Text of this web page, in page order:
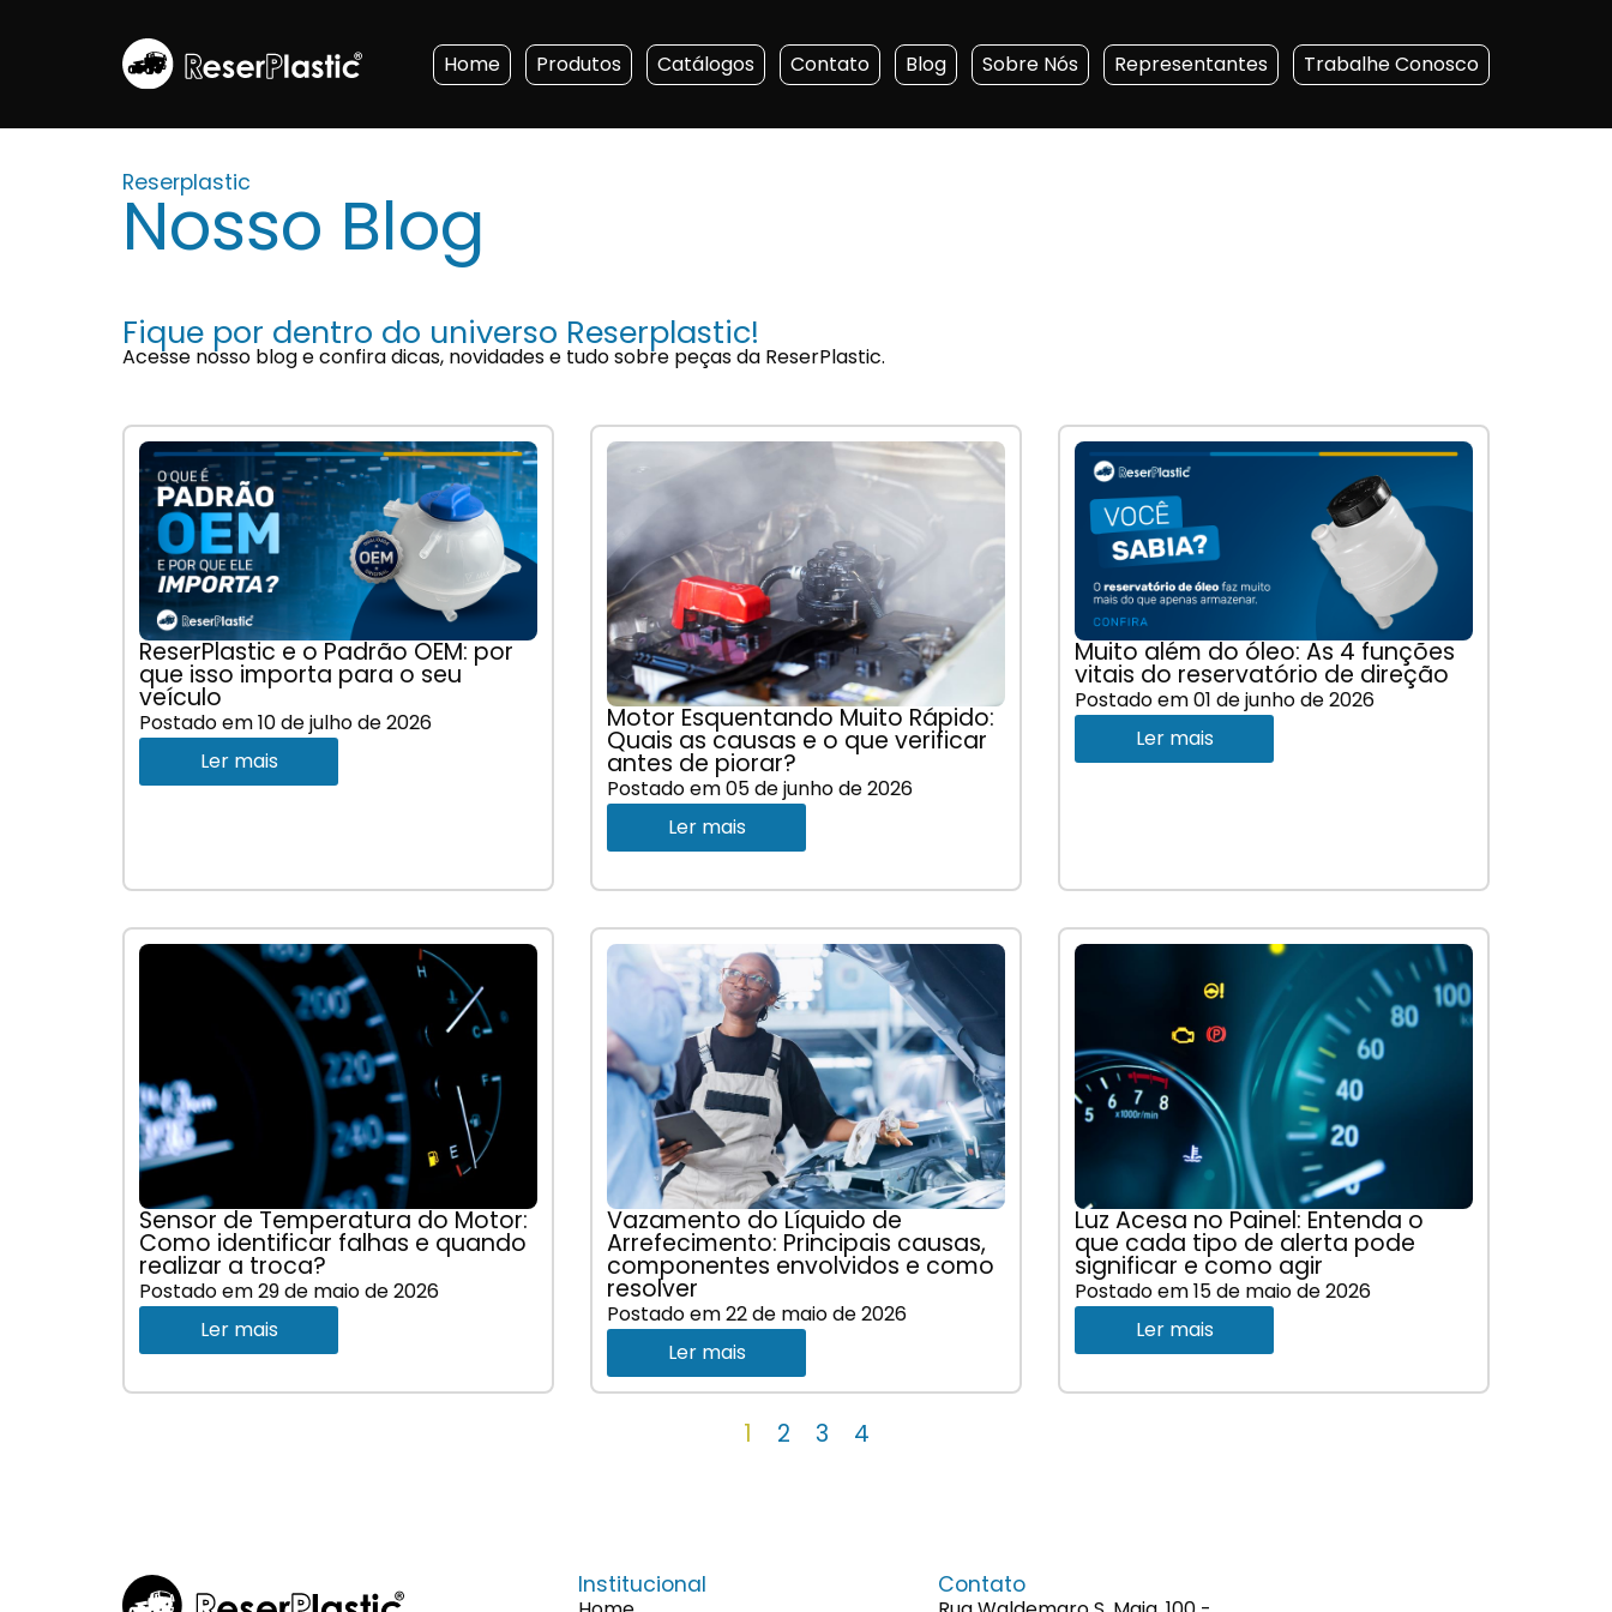
Home Produtos Catálogos Contato Blog Sobre Nós Representantes Trabalhe Conosco
Reserplastic
Nosso Blog
Fique por dentro do universo Reserplastic!
Acesse nosso blog e confira dicas, novidades e tudo sobre peças da ReserPlastic.
ReserPlastic e o Padrão OEM: por
que isso importa para o seu
veículo
Postado em10 de julho de 2026
Ler mais
Motor Esquentando Muito Rápido:
Quais as causas e o que verificar
antes de piorar?
Postado em05 de junho de 2026
Ler mais
Muito além do óleo: As 4 funções
vitais do reservatório de direção
Postado em01 de junho de 2026
Ler mais
Sensor de Temperatura do Motor:
Como identificar falhas e quando
realizar a troca?
Postado em29 de maio de 2026
Ler mais
Vazamento do Líquido de
Arrefecimento: Principais causas,
componentes envolvidos e como
resolver
Postado em22 de maio de 2026
Ler mais
Luz Acesa no Painel: Entenda o
que cada tipo de alerta pode
significar e como agir
Postado em15 de maio de 2026
Ler mais
1 2 3 4
Institucional Contato